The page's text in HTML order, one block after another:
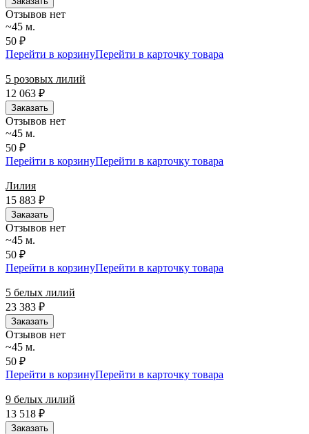
Отзывов нет
~45 м.
50 ₽
Перейти в корзинуПерейти в карточку товара
5 розовых лилий
12 063 ₽
Заказать
Отзывов нет
~45 м.
50 ₽
Перейти в корзинуПерейти в карточку товара
Лилия
15 883 ₽
Заказать
Отзывов нет
~45 м.
50 ₽
Перейти в корзинуПерейти в карточку товара
5 белых лилий
23 383 ₽
Заказать
Отзывов нет
~45 м.
50 ₽
Перейти в корзинуПерейти в карточку товара
9 белых лилий
13 518 ₽
Заказать